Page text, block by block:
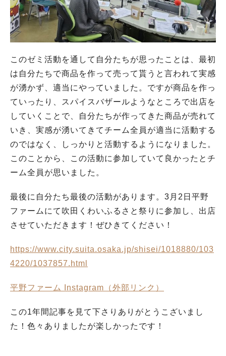
このゼミ活動を通して自分たちが思ったことは、最初
は自分たちで商品を作って売って貰うと言われて実感
が湧かず、適当にやっていました。ですが商品を作っ
ていったり、スパイスバザールようなところで出店を
していくことで、自分たちが作ってきた商品が売れて
いき、実感が湧いてきてチーム全員が適当に活動する
のではなく、しっかりと活動するようになりました。
このことから、この活動に参加していて良かったとチ
ーム全員が思いました。
最後に自分たち最後の活動があります。3月2日平野
ファームにて吹田くわいふるさと祭りに参加し、出店
させていただきます！ぜひきてください！
https://www.city.suita.osaka.jp/shisei/1018880/103
4220/1037857.html
平野ファーム Instagram （外部リンク）
この1年間記事を見て下さりありがとうこざいまし
た！色々ありましたが楽しかったです！